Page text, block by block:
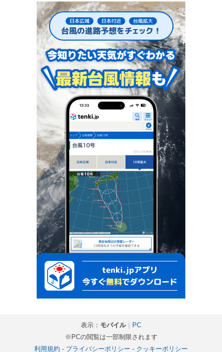
表示： モバイル｜
PC
※PCの閲覧は一部制限されます
利用規約 - プライバシーポリシー - クッキーポリシー